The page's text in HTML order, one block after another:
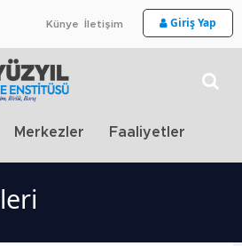
Künye İletişim Giriş Yap
Merkezler Faaliyetler